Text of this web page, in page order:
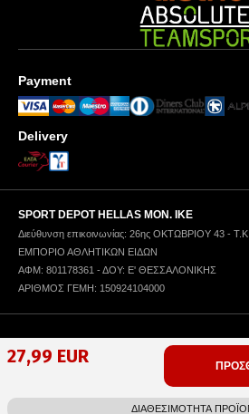
27,99 EUR
ΔΙΑΘΕΣΙΜΟΤΗΤΑ
Payment
Delivery
SPORT DEPOT HELLAS ΜΟΝ. ΙΚΕ
Διεύθυνση επικοινωνίας: 26ης ΟΚΤΩΒΡΙΟΥ 43 -
ΕΜΠΟΡΙΟ ΑΘΛΗΤΙΚΩΝ ΕΙΔΩΝ
ΑΦΜ: 801178361 - ΔΟΥ: Ε' ΘΕΣΣΑΛΟΝΙΚΗΣ
ΑΡΙΘΜΟΣ ΓΕΜΗ: 150924104000
Πολιτική Απορρήτου Όροι Χρήσης
Copyright © 1996-2025
Web design & development